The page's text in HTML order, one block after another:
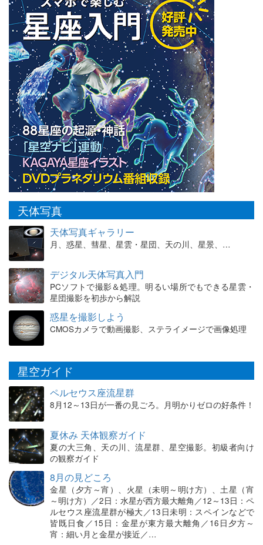
天体写真
天体写真ギャラリー
月、惑星、彗星、星雲・星団、天の川、星景、…
デジタル天体写真入門
PCソフトで撮影＆処理。明るい場所でもできる星雲・
星団撮影を初歩から解説
惑星を撮影しよう
CMOSカメラで動画撮影、ステライメージで画像処理
星空ガイド
ペルセウス座流星群
8月12～13日が一番の見ごろ。月明かりゼロの好条件！
夏休み 天体観察ガイド
夏の大三角、天の川、流星群、星空撮影。初級者向け
の観察ガイド
8月の見どころ
金星（夕方～宵）、火星（未明～明け方）、土星（宵
～明け方）／2日：水星が西方最大離角／12～13日：ペ
ルセウス座流星群が極大／13日未明：スペインなどで
皆既日食／15日：金星が東方最大離角／16日夕方～
宵：細い月と金星が接近／…